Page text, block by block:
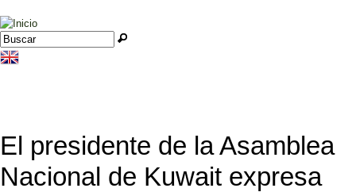
Jump to navigation
Formulario de búsqueda
Buscar
El presidente de la Asamblea
Nacional de Kuwait expresa